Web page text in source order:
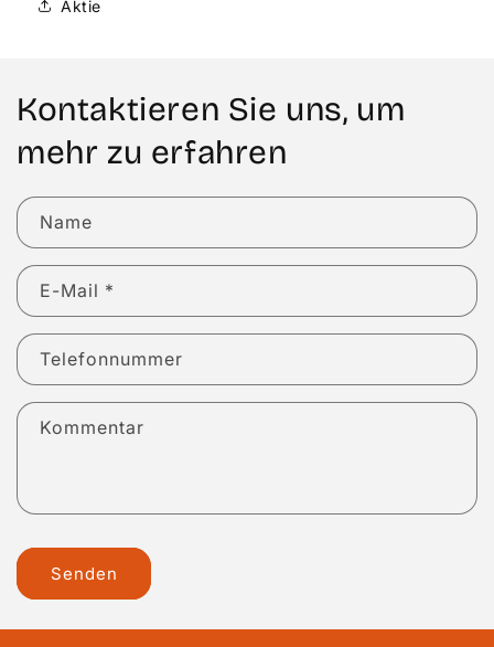
Aktie
Kontaktieren Sie uns, um
mehr zu erfahren
Name
E-Mail *
Telefonnummer
Kommentar
Senden